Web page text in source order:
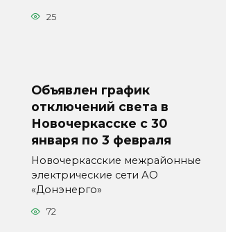
25
Объявлен график
отключений света в
Новочеркасске с 30
января по 3 февраля
Новочеркасские межрайонные
электрические сети АО
«Донэнерго»
72